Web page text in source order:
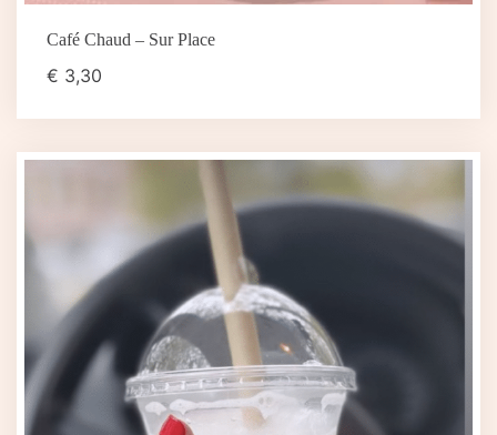
Café Chaud – Sur Place
€ 3,30